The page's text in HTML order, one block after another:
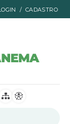
/ CADASTRO